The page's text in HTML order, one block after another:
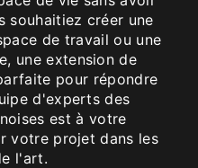
souhaitiez créer une
de travail ou une
une extension de
pour répondre
d'experts des
est à votre
votre projet dans les
l'art.